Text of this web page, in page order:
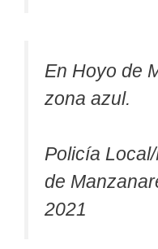
En Hoyo de
zona azul.
Policía
de
2021